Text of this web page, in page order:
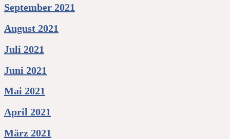
September 2021
August 2021
Juli 2021
Juni 2021
Mai 2021
April 2021
März 2021